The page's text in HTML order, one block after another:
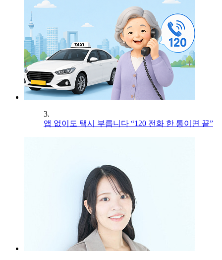
3.
앱 없이도 택시 부릅니다 “120 전화 한 통이면 끝”